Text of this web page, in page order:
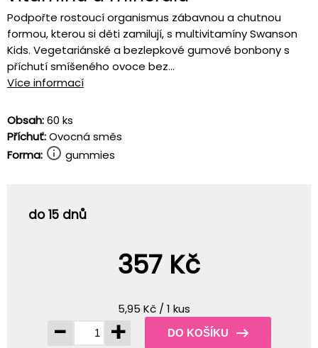
Podpořte rostoucí organismus zábavnou a chutnou
formou, kterou si děti zamilují, s multivitamíny Swanson
Kids. Vegetariánské a bezlepkové gumové bonbony s
příchutí smíšeného ovoce bez...
Více informací
Obsah:60 ks
Příchuť:Ovocná směs
Forma:
gummies
do 15 dnů
357 Kč
5,95 Kč / 1 kus
- + DO KOŠÍKU